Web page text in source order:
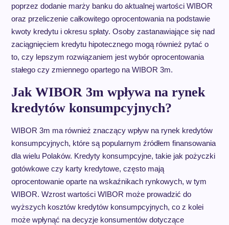
poprzez dodanie marży banku do aktualnej wartości WIBOR
oraz przeliczenie całkowitego oprocentowania na podstawie
kwoty kredytu i okresu spłaty. Osoby zastanawiające się nad
zaciągnięciem kredytu hipotecznego mogą również pytać o
to, czy lepszym rozwiązaniem jest wybór oprocentowania
stałego czy zmiennego opartego na WIBOR 3m.
Jak WIBOR 3m wpływa na rynek
kredytów konsumpcyjnych?
WIBOR 3m ma również znaczący wpływ na rynek kredytów
konsumpcyjnych, które są popularnym źródłem finansowania
dla wielu Polaków. Kredyty konsumpcyjne, takie jak pożyczki
gotówkowe czy karty kredytowe, często mają
oprocentowanie oparte na wskaźnikach rynkowych, w tym
WIBOR. Wzrost wartości WIBOR może prowadzić do
wyższych kosztów kredytów konsumpcyjnych, co z kolei
może wpłynąć na decyzje konsumentów dotyczące